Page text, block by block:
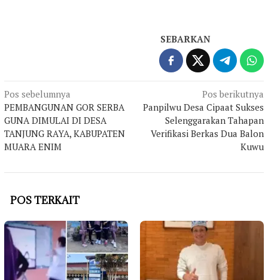
SEBARKAN
Navigasi
pos
Pos sebelumnya
PEMBANGUNAN GOR SERBA
GUNA DIMULAI DI DESA
TANJUNG RAYA, KABUPATEN
MUARA ENIM
Pos berikutnya
Panpilwu Desa Cipaat Sukses
Selenggarakan Tahapan
Verifikasi Berkas Dua Balon
Kuwu
POS TERKAIT